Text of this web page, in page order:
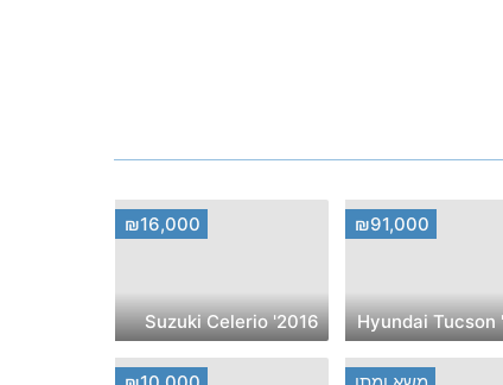
₪91,000
₪16,000
2016' Suzuki Celerio